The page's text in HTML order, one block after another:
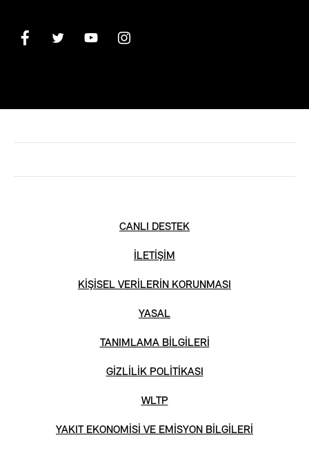
CANLI DESTEK
İLETİŞİM
KİŞİSEL VERİLERİN KORUNMASI
YASAL
TANIMLAMA BİLGİLERİ
GİZLİLİK POLİTİKASI
WLTP
YAKIT EKONOMİSİ VE EMİSYON BİLGİLERİ